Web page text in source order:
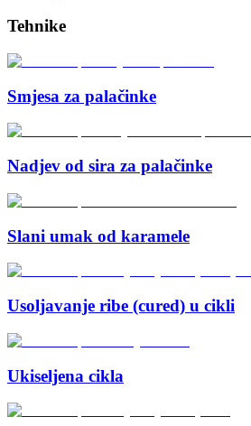
Tehnike
Smjesa za palačinke
Nadjev od sira za palačinke
Slani umak od karamele
Usoljavanje ribe (cured) u cikli
Ukiseljena cikla